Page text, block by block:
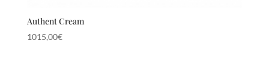
Authent Cream
1015,00€